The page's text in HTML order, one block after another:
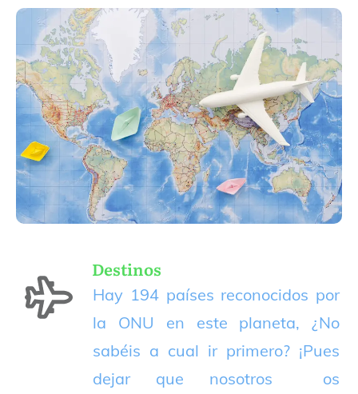
Destinos
Hay 194 países reconocidos por
la ONU en este planeta, ¿No
sabéis a cual ir primero? ¡Pues
dejar que nosotros os